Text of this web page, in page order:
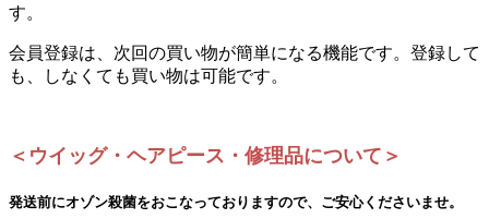
す。
会員登録は、次回の買い物が簡単になる機能です。登録して
も、しなくても買い物は可能です。
＜ウイッグ・ヘアピース・修理品について＞
発送前にオゾン殺菌をおこなっておりますので、ご安心くださいませ。